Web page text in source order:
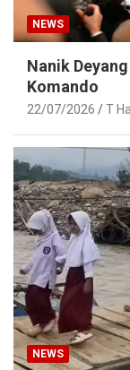
NEWS
Nanik
Komando
22/07/2026 T
NEWS